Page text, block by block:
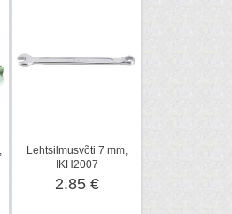
Lehtsilmusvõti 7 mm,
IKH2007
2.85 €